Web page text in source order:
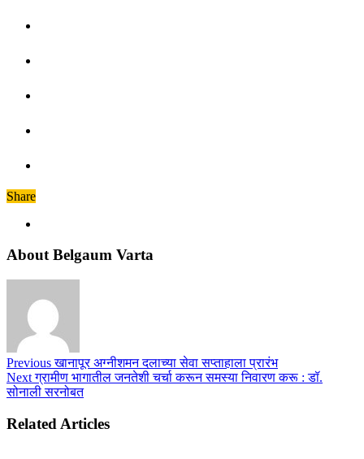
Share
About Belgaum Varta
Previousखानापूर अग्नीशमन दलाच्या सेवा सप्ताहाला प्रारंभ
Nextग्रामीण भागातील जनतेशी चर्चा करून समस्या निवारण करू : डॉ.
सोनाली सरनोबत
Related Articles